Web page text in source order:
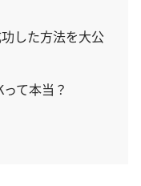
した方法を大公
て本当？